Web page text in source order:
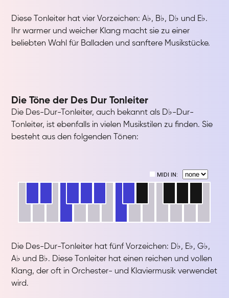
Diese Tonleiter hat vier Vorzeichen: A♭, B♭, D♭ und E♭.
Ihr warmer und weicher Klang macht sie zu einer
beliebten Wahl für Balladen und sanftere Musikstücke.
Die Töne der Des Dur Tonleiter
Die Des-Dur-Tonleiter, auch bekannt als D♭-Dur-
Tonleiter, ist ebenfalls in vielen Musikstilen zu finden. Sie
besteht aus den folgenden Tönen:
Die Des-Dur-Tonleiter hat fünf Vorzeichen: D♭, E♭, G♭,
A♭ und B♭. Diese Tonleiter hat einen reichen und vollen
Klang, der oft in Orchester- und Klaviermusik verwendet
wird.